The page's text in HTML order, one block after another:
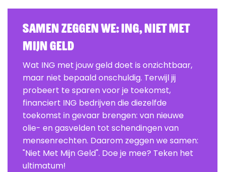
Samen zeggen we: ING, Niet Met
Mijn Geld
Wat ING met jouw geld doet is onzichtbaar,
maar niet bepaald onschuldig. Terwijl jij
probeert te sparen voor je toekomst,
financiert ING bedrijven die diezelfde
toekomst in gevaar brengen: van nieuwe
olie- en gasvelden tot schendingen van
mensenrechten. Daarom zeggen we samen:
"Niet Met Mijn Geld". Doe je mee? Teken het
ultimatum!